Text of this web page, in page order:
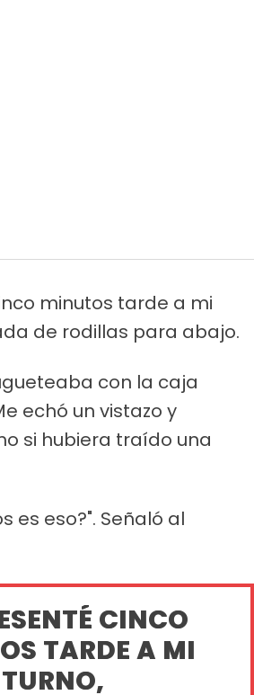
minutos tarde a mi
de rodillas para abajo.
con la caja
echó un vistazo y
si hubiera traído una
es eso?". Señaló al
CINCO
TARDE A MI
TURNO,